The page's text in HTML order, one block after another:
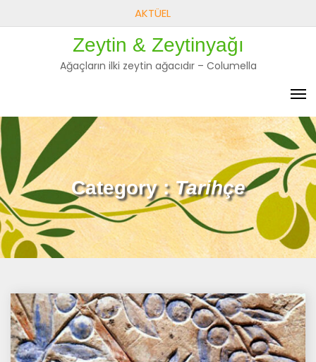
to
AKTÜEL
Zeytin & Zeytinyağı
Ağaçların ilki zeytin ağacıdır – Columella
Category : Tarihçe